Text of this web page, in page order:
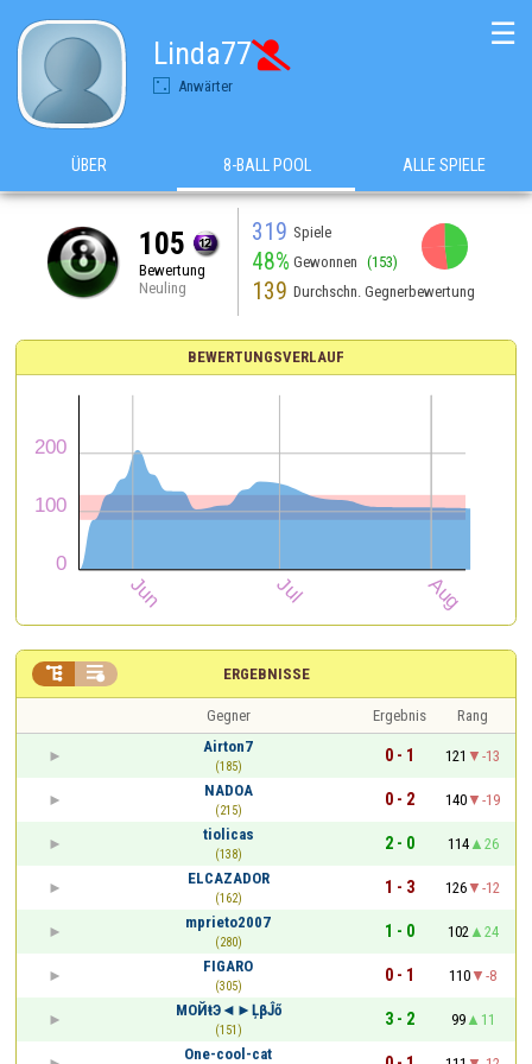
Linda77
Anwärter
☰
ÜBER 8-BALL POOL ALLE SPIELE
105
Bewertung
Neuling
319 Spiele
48% Gewonnen (153)
139 Durchschn. Gegnerbewertung
BEWERTUNGSVERLAUF
ERGEBNISSE
 
Gegner Ergebnis
Rang
Airton7
(185)
0 - 1 121
-13
NADOA
(215)
0 - 2 140
-19
tiolicas
(138)
2 - 0 114
26
ELCAZADOR
(162)
1 - 3 126
-12
mprieto2007
(280)
1 - 0 102
24
FIGARO
(305)
0 - 1 110
-8
МОЙŧЭ◄►ĻβĴő
(151)
3 - 2 99
11
One-cool-cat